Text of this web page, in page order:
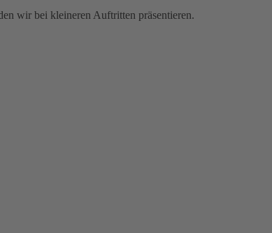
wir bei kleineren Auftritten präsentieren.